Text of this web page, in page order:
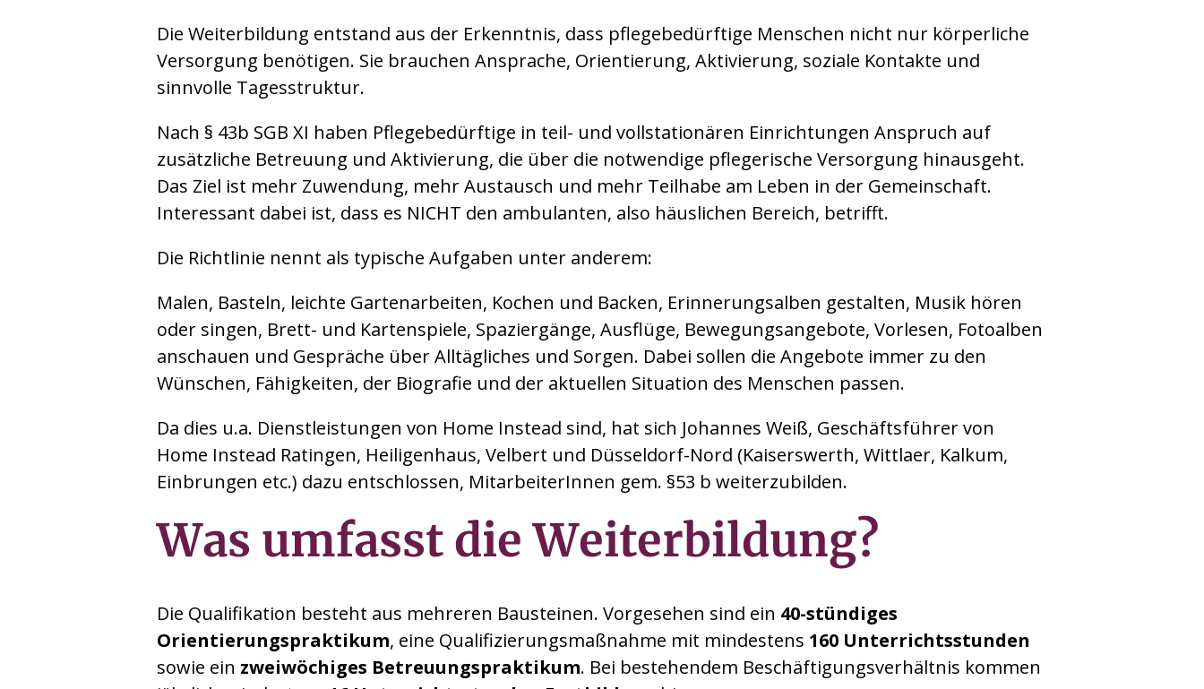
Die Weiterbildung entstand aus der Erkenntnis, dass pflegebedürftige Menschen nicht nur körperliche
Versorgung benötigen. Sie brauchen Ansprache, Orientierung, Aktivierung, soziale Kontakte und
sinnvolle Tagesstruktur.
Nach § 43b SGB XI haben Pflegebedürftige in teil- und vollstationären Einrichtungen Anspruch auf
zusätzliche Betreuung und Aktivierung, die über die notwendige pflegerische Versorgung hinausgeht.
Das Ziel ist mehr Zuwendung, mehr Austausch und mehr Teilhabe am Leben in der Gemeinschaft.
Interessant dabei ist, dass es NICHT den ambulanten, also häuslichen Bereich, betrifft.
Die Richtlinie nennt als typische Aufgaben unter anderem:
Malen, Basteln, leichte Gartenarbeiten, Kochen und Backen, Erinnerungsalben gestalten, Musik hören
oder singen, Brett- und Kartenspiele, Spaziergänge, Ausflüge, Bewegungsangebote, Vorlesen, Fotoalben
anschauen und Gespräche über Alltägliches und Sorgen. Dabei sollen die Angebote immer zu den
Wünschen, Fähigkeiten, der Biografie und der aktuellen Situation des Menschen passen.
Da dies u.a. Dienstleistungen von Home Instead sind, hat sich Johannes Weiß, Geschäftsführer von
Home Instead Ratingen, Heiligenhaus, Velbert und Düsseldorf-Nord (Kaiserswerth, Wittlaer, Kalkum,
Einbrungen etc.) dazu entschlossen, MitarbeiterInnen gem. §53 b weiterzubilden.
Was umfasst die Weiterbildung?
Die Qualifikation besteht aus mehreren Bausteinen. Vorgesehen sind ein 40-stündiges
Orientierungspraktikum, eine Qualifizierungsmaßnahme mit mindestens 160 Unterrichtsstunden
sowie ein zweiwöchiges Betreuungspraktikum. Bei bestehendem Beschäftigungsverhältnis kommen